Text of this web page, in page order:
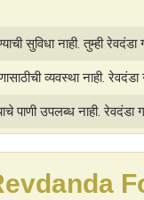
सुविधा नाही. तुम्ही रेवदंडा
व्यवस्था नाही.
पाणी उपलब्ध नाही. रेवदंडा
|